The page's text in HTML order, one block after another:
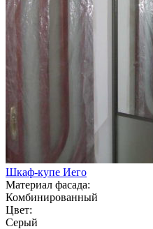
Шкаф-купе Иего
Материал фасада:
Комбинированный
Цвет:
Серый